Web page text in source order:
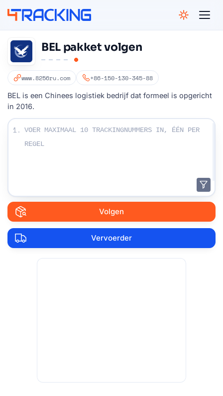
BEL pakket volgen
www.8256ru.com +86-150-130-345-88
BEL is een Chinees logistiek bedrijf dat formeel is opgericht
in 2016.
Voer uw trackingnummers in:
1.
Volgen
Vervoerder